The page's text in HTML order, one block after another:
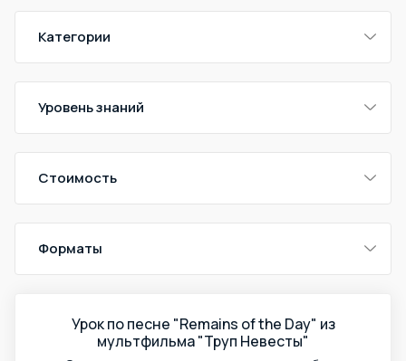
Категории
Уровень знаний
Стоимость
Форматы
Урок по песне "Remains of the Day" из
мультфильма "Труп Невесты"